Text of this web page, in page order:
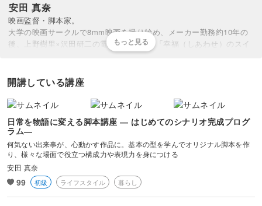
安田 真奈
映画監督・脚本家。
大学の映画サークルで8mm映画を撮り始め、メーカー勤務約10年の
後、上野樹里×沢田研二の電器屋親子映画「幸福（しあわせ）のスイ
ッチ」（2006年）監督・脚本で劇場デビュー。同作品にて第16回日
バル脚本賞を受賞。
ほか、堀田真由主演「36.8℃ サンジュウロクドハチブ」（2018
年）、小芝風花主演「TUNAガール」（2019年）、片岡千之助主演
参観いくから。」（2021年）などの監督・脚本を担当。
脚本のみ担当の作品は、NHK「やさしい花」「ちょっとは、ダラズ
に。」「中学生日記(6話)」、関西テレビ「大阪環状線 part2 ひと駅
ごとの愛物語 station8 芦原橋駅編 ダダダゆうてドン」「大阪環状線
part3 ひと駅ごとのスマイル station7 寺田町駅編 宇宙のタコヤ
キ」、映画「神戸在住」「猫目小僧」など。
安田真奈公式サイト
開講している講座
日常を物語に変える脚本講座 ― はじめてのシナリオ完成プログ
ラム―
何気ない出来事が、心動かす作品に。基本の型を学んでオリジナル脚本を作
り、様々な場面で役立つ構成力や表現力を身につける
安田 真奈
99 初級 ライフスタイル 暮らし